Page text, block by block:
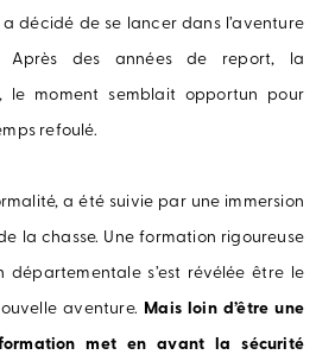
décidé de se lancer dans l’aventure
Après des années de report, la
le moment semblait opportun pour
refoulé.
a été suivie par une immersion
la chasse. Une formation rigoureuse
départementale s’est révélée être le
aventure. Mais loin d’être une
met en avant la sécurité